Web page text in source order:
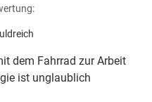
dem Fahrrad zur Arbeit
ist unglaublich